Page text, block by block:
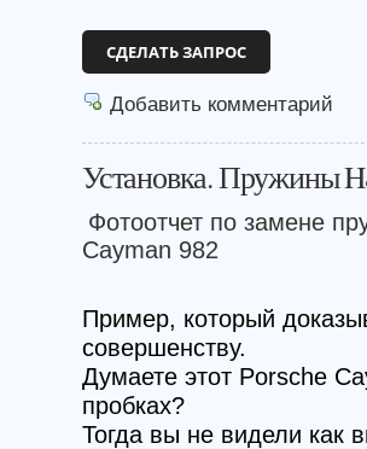
СДЕЛАТЬ ЗАПРОС
Добавить комментарий
Установка. Пружины
Фотоотчет по замене
Cayman 982
Пример, который
совершенству.
Думаете этот Porsche
пробках?
Тогда вы не видели как